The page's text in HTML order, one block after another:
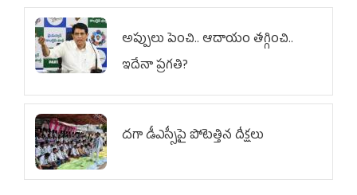
అప్పులు పెంచి.. ఆదాయం తగ్గించి..
ఇదేనా ప్రగతి?
దగా డీఎస్సీపై పోటెత్తిన దీక్షలు